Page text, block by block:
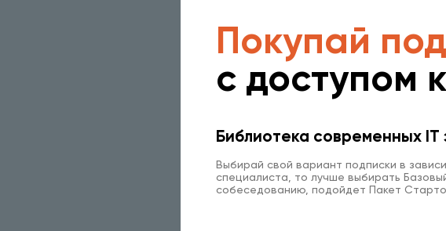
Покупай
с доступом
Библиотека современных
Выбирай свой вариант подписки в
специалиста, то лучше выбирать
собеседованию, подойдет Пакет